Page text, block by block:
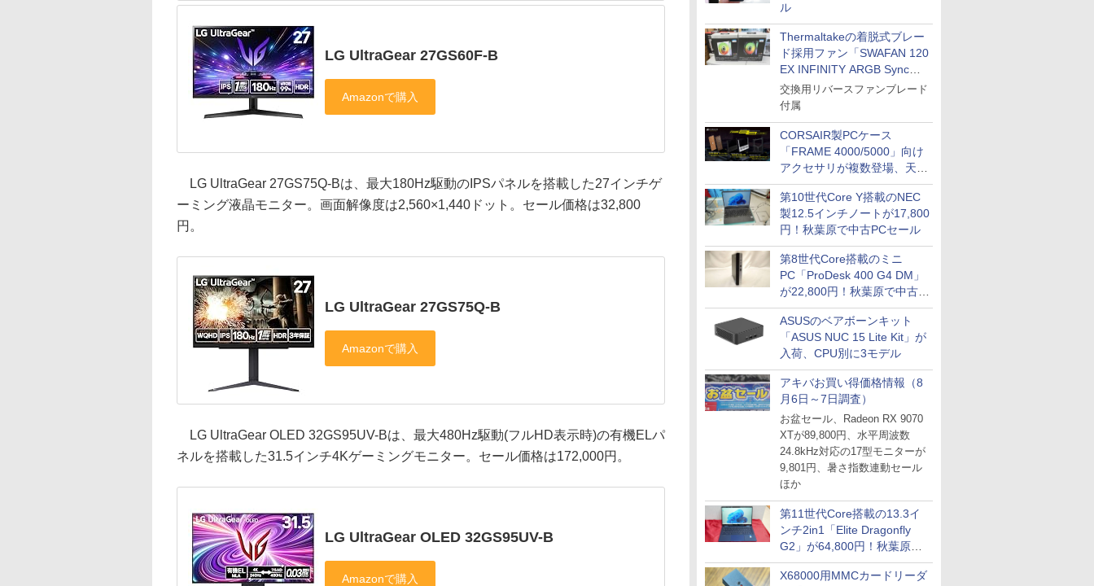
ル
Thermaltakeの着脱式ブレー
ド採用ファン「SWAFAN 120
EX INFINITY ARGB Sync」
に単品パッケージ
交換用リバースファンブレード
付属
CORSAIR製PCケース
「FRAME 4000/5000」向け
アクセサリが複数登場、天然
木製パネルや背面コネクタ対
応トレイなど
第10世代Core Y搭載のNEC
製12.5インチノートが17,800
円！秋葉原で中古PCセール
第8世代Core搭載のミニ
PC「ProDesk 400 G4 DM」
が22,800円！秋葉原で中古
PCセール
ASUSのベアボーンキット
「ASUS NUC 15 Lite Kit」が
入荷、CPU別に3モデル
アキバお買い得価格情報（8
月6日～7日調査）
お盆セール、Radeon RX 9070
XTが89,800円、水平周波数
24.8kHz対応の17型モニターが
9,801円、暑さ指数連動セール
ほか
第11世代Core搭載の13.3イ
ンチ2in1「Elite Dragonfly
G2」が64,800円！秋葉原で
中古PCセール
X68000用MMCカードリーダ
LG UltraGear 27GS60F-B
LG UltraGear 27GS75Q-Bは、最大180Hz駆動のIPSパネルを搭載した27インチゲ
ーミング液晶モニター。画面解像度は2,560×1,440ドット。セール価格は32,800
円。
LG UltraGear 27GS75Q-B
LG UltraGear OLED 32GS95UV-Bは、最大480Hz駆動(フルHD表示時)の有機ELパ
ネルを搭載した31.5インチ4Kゲーミングモニター。セール価格は172,000円。
LG UltraGear OLED 32GS95UV-B